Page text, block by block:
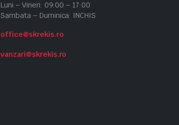
Luni – Vineri: 09:00 – 17:00
Sambata – Duminica: INCHIS
office@skrekis.ro
vanzari@skrekis.ro